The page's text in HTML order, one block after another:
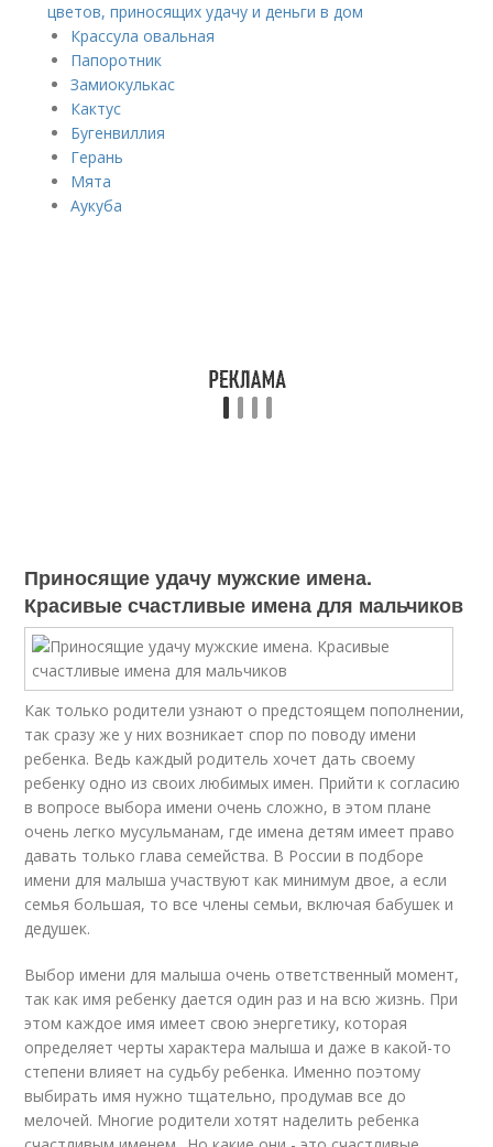
цветов, приносящих удачу и деньги в дом
Крассула овальная
Папоротник
Замиокулькас
Кактус
Бугенвиллия
Герань
Мята
Аукуба
Приносящие удачу мужские имена.
Красивые счастливые имена для мальчиков
Как только родители узнают о предстоящем пополнении,
так сразу же у них возникает спор по поводу имени
ребенка. Ведь каждый родитель хочет дать своему
ребенку одно из своих любимых имен. Прийти к согласию
в вопросе выбора имени очень сложно, в этом плане
очень легко мусульманам, где имена детям имеет право
давать только глава семейства. В России в подборе
имени для малыша участвуют как минимум двое, а если
семья большая, то все члены семьи, включая бабушек и
дедушек.
Выбор имени для малыша очень ответственный момент,
так как имя ребенку дается один раз и на всю жизнь. При
этом каждое имя имеет свою энергетику, которая
определяет черты характера малыша и даже в какой-то
степени влияет на судьбу ребенка. Именно поэтому
выбирать имя нужно тщательно, продумав все до
мелочей. Многие родители хотят наделить ребенка